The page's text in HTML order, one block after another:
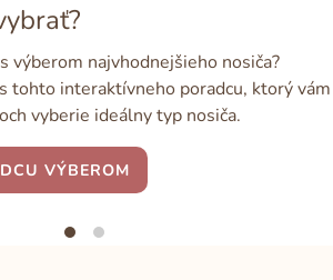
výberom najvhodnejšieho nosiča?
tohto interaktívneho poradcu, ktorý vám
vyberie ideálny typ nosiča.
VÝBEROM